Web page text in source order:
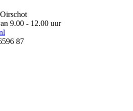
9.00 - 12.00 uur
87